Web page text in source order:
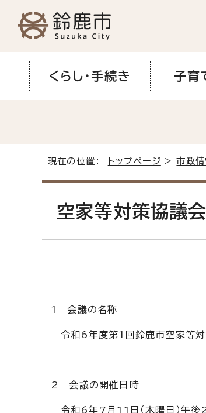
くらし・手続き 子育
現在の位置： トップページ >市政情
空家等対策協議
1 会議の名称
令和6年度第1回鈴鹿市空家等対
2 会議の開催日時
令和6年7月11日（木曜日）午